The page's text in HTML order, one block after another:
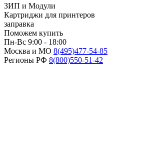
ЗИП и Модули
Картриджи для принтеров
заправка
Поможем купить
Пн-Вс 9:00 - 18:00
Москва и МО 8(495)477-54-85
Регионы РФ 8(800)550-51-42